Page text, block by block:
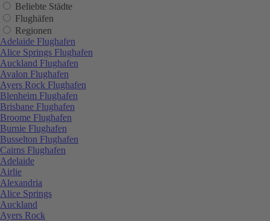
Beliebte Städte
Flughäfen
Regionen
Adelaide Flughafen
Alice Springs Flughafen
Auckland Flughafen
Avalon Flughafen
Ayers Rock Flughafen
Blenheim Flughafen
Brisbane Flughafen
Broome Flughafen
Burnie Flughafen
Busselton Flughafen
Cairns Flughafen
Adelaide
Airlie
Alexandria
Alice Springs
Auckland
Ayers Rock